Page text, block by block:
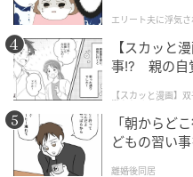
・防音や床の傷付き防止
・築古だが立地の良い物
まから、築年数よりも住
に、大変感謝していただ
◇≪設備編≫1位「宅配ボ
エリート夫に浮気
【スカッと
事!? 親の自
【スカッと漫画】
懲らしめた話
「朝からど
どもの習い
離婚後同居